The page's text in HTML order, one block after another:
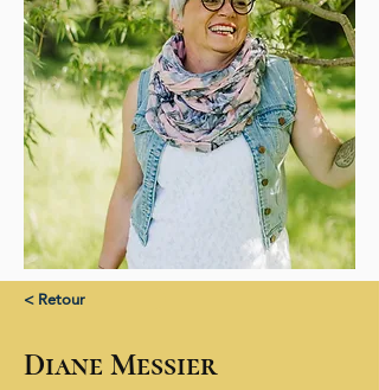
< Retour
Diane Messier